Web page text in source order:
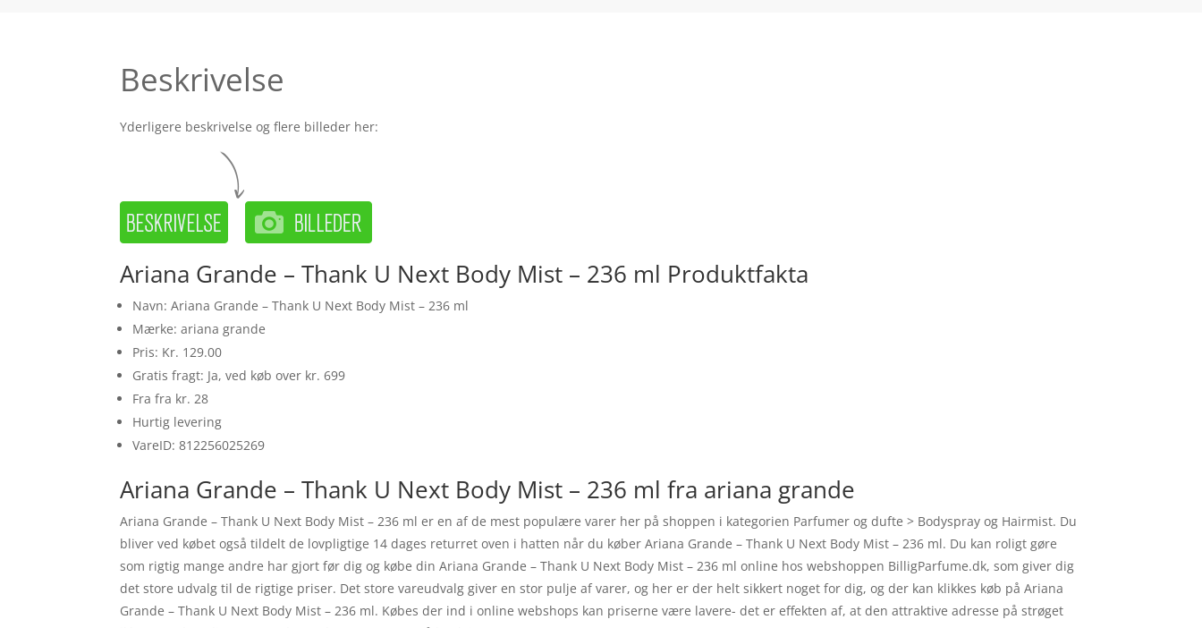
Beskrivelse
Yderligere beskrivelse og flere billeder her:
Ariana Grande – Thank U Next Body Mist – 236 ml Produktfakta
Navn: Ariana Grande – Thank U Next Body Mist – 236 ml
Mærke: ariana grande
Pris: Kr. 129.00
Gratis fragt: Ja, ved køb over kr. 699
Fra fra kr. 28
Hurtig levering
VareID: 812256025269
Ariana Grande – Thank U Next Body Mist – 236 ml fra ariana grande
Ariana Grande – Thank U Next Body Mist – 236 ml er en af de mest populære varer her på shoppen i kategorien Parfumer og dufte > Bodyspray og Hairmist. Du
bliver ved købet også tildelt de lovpligtige 14 dages returret oven i hatten når du køber Ariana Grande – Thank U Next Body Mist – 236 ml. Du kan roligt gøre
som rigtig mange andre har gjort før dig og købe din Ariana Grande – Thank U Next Body Mist – 236 ml online hos webshoppen BilligParfume.dk, som giver dig
det store udvalg til de rigtige priser. Det store vareudvalg giver en stor pulje af varer, og her er der helt sikkert noget for dig, og der kan klikkes køb på Ariana
Grande – Thank U Next Body Mist – 236 ml. Købes der ind i online webshops kan priserne være lavere- det er effekten af, at den attraktive adresse på strøget